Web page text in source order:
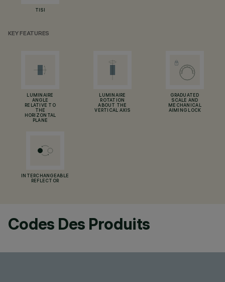
TISI
KEY FEATURES
LUMINAIRE
ANGLE
RELATIVE TO
THE
HORIZONTAL
PLANE
LUMINAIRE
ROTATION
ABOUT THE
VERTICAL AXIS
GRADUATED
SCALE AND
MECHANICAL
AIMING LOCK
INTERCHANGEABLE
REFLECTOR
Codes Des Produits